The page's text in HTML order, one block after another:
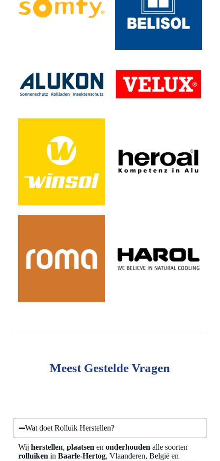
Meest Gestelde Vragen
Wat doet Rolluik Herstellen?
Wij herstellen, plaatsen en onderhouden alle soorten
rolluiken in Baarle-Hertog, Vlaanderen, België en